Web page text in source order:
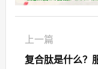
上一篇
复合肽是什么？